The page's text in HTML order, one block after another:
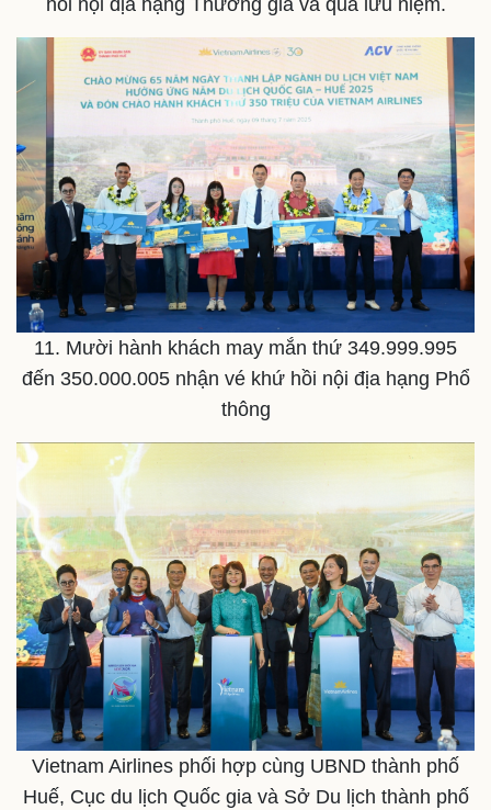
Sức khỏe
Dinh dưỡng - món ngon
Cây thuốc
Sản phụ khoa
Nhi khoa
Nam khoa
Làm đẹp - giảm cân
Đời sống
Nhà đẹp
Blog
Tình yêu - Gia đình
hồi nội địa hạng Thương gia và quà lưu niệm.
11. Mười hành khách may mắn thứ 349.999.995
đến 350.000.005 nhận vé khứ hồi nội địa hạng Phổ
thông
Vietnam Airlines phối hợp cùng UBND thành phố
Huế, Cục du lịch Quốc gia và Sở Du lịch thành phố